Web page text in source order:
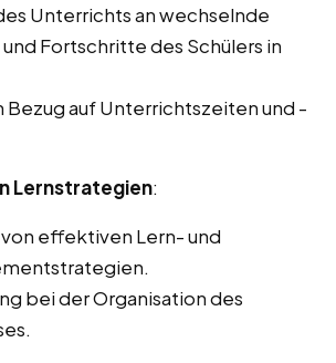
Unterrichts an wechselnde
Fortschritte des Schülers in
Bezug auf Unterrichtszeiten und -
Lernstrategien:
effektiven Lern- und
bei der Organisation des